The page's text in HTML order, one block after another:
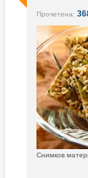
Прочетена:
Снимков